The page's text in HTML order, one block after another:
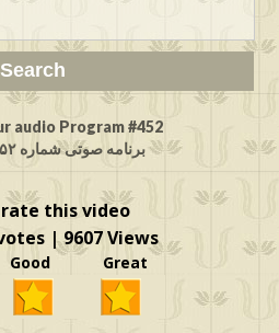
audio Program #452
برنامه صوتی شماره ۴۵۲ گنج حضور
this video
| 9607 Views
Great